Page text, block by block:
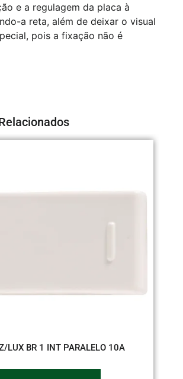
e a regulagem da placa à
a reta, além de deixar o visual
pois a fixação não é
LUX BR 1 INT PARALELO 10A